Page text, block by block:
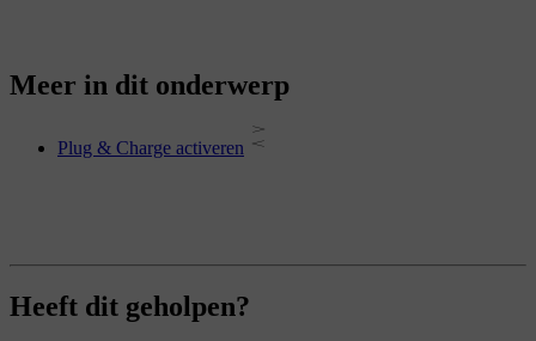
Meer in dit onderwerp
Plug & Charge activeren
Heeft dit geholpen?